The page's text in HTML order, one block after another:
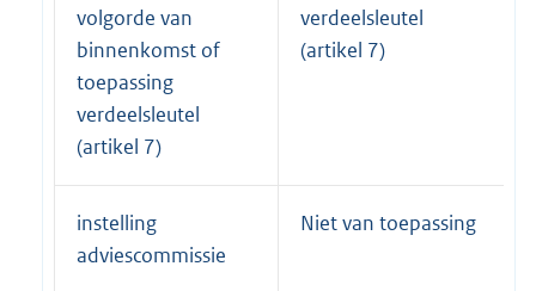
volgorde van
binnenkomst of
toepassing
verdeelsleutel
(artikel 7)
verdeelsleutel
(artikel 7)
instelling
adviescommissie
Niet van toepassing